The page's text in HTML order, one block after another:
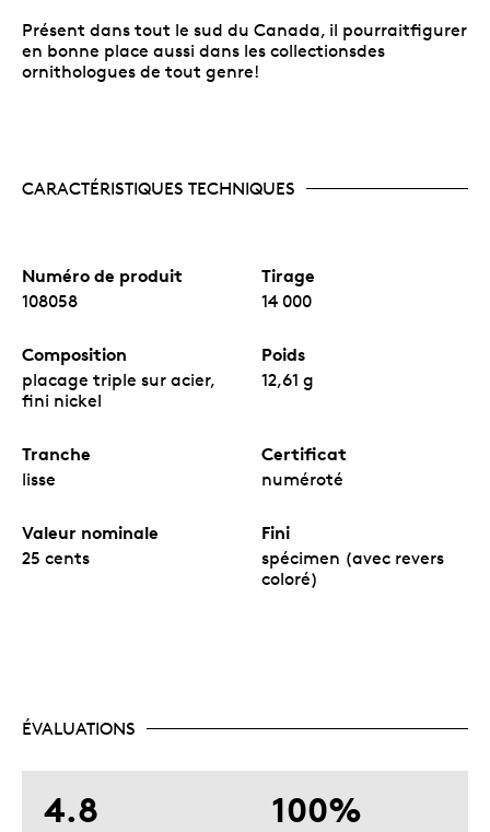
Présent dans tout le sud du Canada, il pourraitfigurer
en bonne place aussi dans les collectionsdes
ornithologues de tout genre!
CARACTÉRISTIQUES TECHNIQUES
Numéro de produit
108058
Tirage
14 000
Composition
placage triple sur acier,
fini nickel
Poids
12,61 g
Tranche
lisse
Certificat
numéroté
Valeur nominale
25 cents
Fini
spécimen (avec revers
coloré)
ÉVALUATIONS
4.8 100%